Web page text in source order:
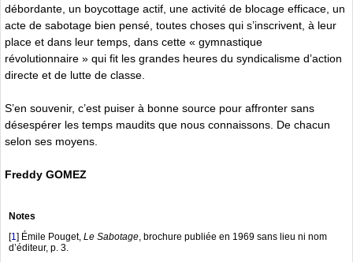
débordante, un boycottage actif, une activité de blocage efficace, un
acte de sabotage bien pensé, toutes choses qui s’inscrivent, à leur
place et dans leur temps, dans cette « gymnastique
révolutionnaire » qui fit les grandes heures du syndicalisme d’action
directe et de lutte de classe.
S’en souvenir, c’est puiser à bonne source pour affronter sans
désespérer les temps maudits que nous connaissons. De chacun
selon ses moyens.
Freddy GOMEZ
Notes
[1] Émile Pouget, Le Sabotage, brochure publiée en 1969 sans lieu ni nom
d’éditeur, p. 3.